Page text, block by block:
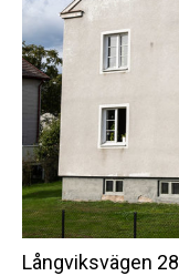
Långviksvägen 28